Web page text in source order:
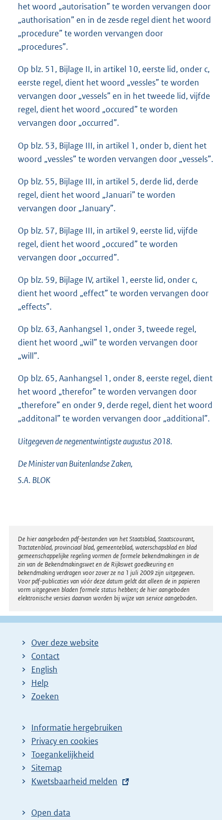
het woord „autorisation” te worden vervangen door
„authorisation” en in de zesde regel dient het woord
„procedure” te worden vervangen door
„procedures”.
Op blz. 51, Bijlage II, in artikel 10, eerste lid, onder c,
eerste regel, dient het woord „vessles” te worden
vervangen door „vessels” en in het tweede lid, vijfde
regel, dient het woord „occured” te worden
vervangen door „occurred”.
Op blz. 53, Bijlage III, in artikel 1, onder b, dient het
woord „vessles” te worden vervangen door „vessels”.
Op blz. 55, Bijlage III, in artikel 5, derde lid, derde
regel, dient het woord „Januari” te worden
vervangen door „January”.
Op blz. 57, Bijlage III, in artikel 9, eerste lid, vijfde
regel, dient het woord „occured” te worden
vervangen door „occurred”.
Op blz. 59, Bijlage IV, artikel 1, eerste lid, onder c,
dient het woord „effect” te worden vervangen door
„effects”.
Op blz. 63, Aanhangsel 1, onder 3, tweede regel,
dient het woord „wil” te worden vervangen door
„will”.
Op blz. 65, Aanhangsel 1, onder 8, eerste regel, dient
het woord „therefor” te worden vervangen door
„therefore” en onder 9, derde regel, dient het woord
„additonal” te worden vervangen door „additional”.
Uitgegeven denegenentwintigsteaugustus 2018.
De Minister van Buitenlandse Zaken,
S.A. BLOK
Disclaimer
De hier aangeboden pdf-bestanden van het Staatsblad, Staatscourant,
Tractatenblad, provinciaal blad, gemeenteblad, waterschapsblad en blad
gemeenschappelijke regeling vormen de formele bekendmakingen in de
zin van de Bekendmakingswet en de Rijkswet goedkeuring en
bekendmaking verdragen voor zover ze na 1 juli 2009 zijn uitgegeven.
Voor pdf-publicaties van vóór deze datum geldt dat alleen de in papieren
vorm uitgegeven bladen formele status hebben; de hier aangeboden
elektronische versies daarvan worden bij wijze van service aangeboden.
Over deze website
Contact
English
Help
Zoeken
Informatie hergebruiken
Privacy en cookies
Toegankelijkheid
Sitemap
E
t
Kwetsbaarheid melden
Open data